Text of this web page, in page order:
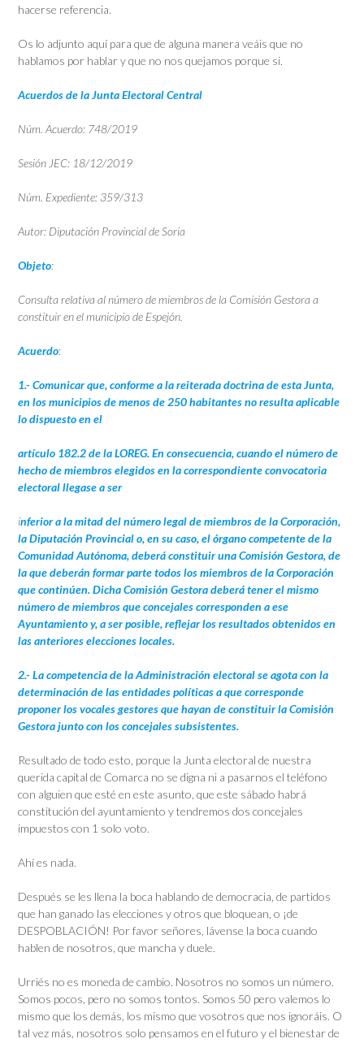
hacerse referencia.
Os lo adjunto aquí para que de alguna manera veáis que no
hablamos por hablar y que no nos quejamos porque si.
Acuerdos de la Junta Electoral Central
Núm. Acuerdo: 748/2019
Sesión JEC: 18/12/2019
Núm. Expediente: 359/313
Autor: Diputación Provincial de Soria
Objeto:
Consulta relativa al número de miembros de la Comisión Gestora a
constituir en elmunicipio de Espejón.
Acuerdo:
1.- Comunicar que, conforme a la reiterada doctrina de esta Junta,
en losmunicipios de menos de 250 habitantes no resulta aplicable
lo dispuesto en el
artículo 182.2 de la LOREG. En consecuencia, cuando el número de
hecho demiembros elegidos en la correspondiente convocatoria
electoral llegase a ser
inferior a la mitad del número legal de miembros de la Corporación,
la Diputación Provincial o, en su caso, el órgano competente de la
Comunidad Autónoma, deberáconstituir una Comisión Gestora, de
la que deberán formar parte todos losmiembros de la Corporación
que continúen. Dicha Comisión Gestora deberá tenerel mismo
número de miembros que concejales corresponden a ese
Ayuntamiento y,a ser posible, reflejar los resultados obtenidos en
las anteriores elecciones locales.
2.- La competencia de la Administración electoral se agota con la
determinación delas entidades políticas a que corresponde
proponer los vocales gestores que hayan de constituir la Comisión
Gestora junto con los concejales subsistentes.
Resultado de todo esto, porque la Junta electoral de nuestra
querida capital de Comarca no se digna ni a pasarnos el teléfono
con alguien que esté en este asunto, que este sábado habrá
constitución del ayuntamiento y tendremos dos concejales
impuestos con 1 solo voto.
Ahí es nada.
Después se les llena la boca hablando de democracia, de partidos
que han ganado las elecciones y otros que bloquean, o ¡de
DESPOBLACIÓN! Por favor señores, lávense la boca cuando
hablen de nosotros, que mancha y duele.
Urriés no es moneda de cambio. Nosotros no somos un número.
Somos pocos, pero no somos tontos. Somos 50 pero valemos lo
mismo que los demás, los mismo que vosotros que nos ignoráis. O
tal vez más, nosotros solo pensamos en el futuro y el bienestar de